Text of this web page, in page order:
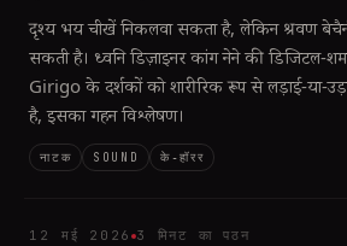
दृश्य भय चीखें निकलवा सकता है, लेकिन श्रवण
सकती है। ध्वनि डिज़ाइनर कांग नेने की डिजिटल-
Girigo के दर्शकों को शारीरिक रूप से लड़ाई-या-
है, इसका गहन विश्लेषण।
नाटक SOUND के‑हॉरर
12 मई 2026 3 मिनट का पठन